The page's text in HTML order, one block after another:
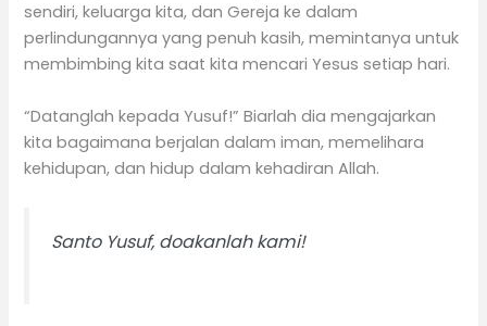
sendiri, keluarga kita, dan Gereja ke dalam
perlindungannya yang penuh kasih, memintanya untuk
membimbing kita saat kita mencari Yesus setiap hari.
“Datanglah kepada Yusuf!” Biarlah dia mengajarkan
kita bagaimana berjalan dalam iman, memelihara
kehidupan, dan hidup dalam kehadiran Allah.
Santo Yusuf, doakanlah kami!